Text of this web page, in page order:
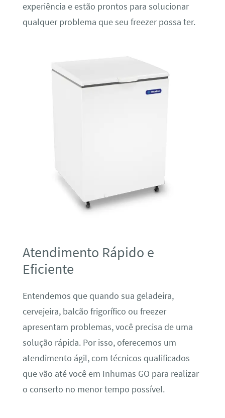
experiência e estão prontos para solucionar
qualquer problema que seu freezer possa ter.
Atendimento Rápido e
Eficiente
Entendemos que quando sua geladeira,
cervejeira, balcão frigorífico ou freezer
apresentam problemas, você precisa de uma
solução rápida. Por isso, oferecemos um
atendimento ágil, com técnicos qualificados
que vão até você em Inhumas GO para realizar
o conserto no menor tempo possível.